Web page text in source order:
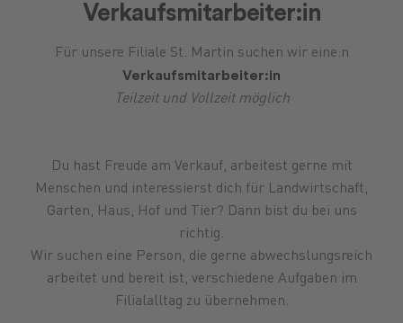
PflanzenschutzDüngung Saatgut
Maschinenmarkt
Ersatzteile Treibstoffe
VersicherungenLebensmittelBrennstoffe
Verkaufsmitarbeiter:in
Für unsere Filiale St. Martin suchen wir eine:n
Verkaufsmitarbeiter:in
Teilzeit und Vollzeit möglich
Du hast Freude am Verkauf, arbeitest gerne mit
Menschen und interessierst dich für Landwirtschaft,
Garten, Haus, Hof und Tier? Dann bist du bei uns
richtig.
Wir suchen eine Person, die gerne abwechslungsreich
arbeitet und bereit ist, verschiedene Aufgaben im
Filialalltag zu übernehmen.